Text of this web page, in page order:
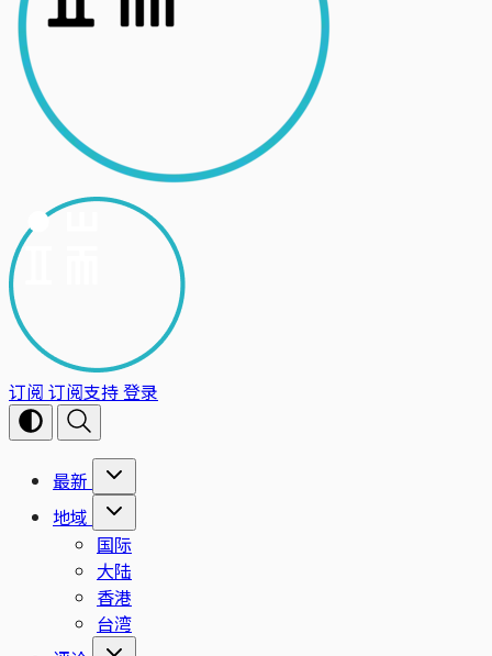
订阅 订阅支持登录
最新
地域
国际
大陆
香港
台湾